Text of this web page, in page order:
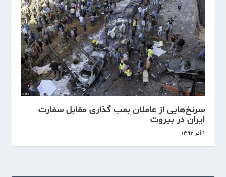
سرنخ‌هایی از عاملان بمب گذاری مقابل سفارت
ایران در بیروت
۱ آذر ۱۳۹۲